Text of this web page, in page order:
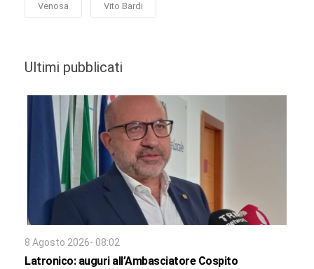
Venosa Vito Bardi
Ultimi pubblicati
8 Agosto 2026- 08:02
Latronico: auguri all’Ambasciatore Cospito